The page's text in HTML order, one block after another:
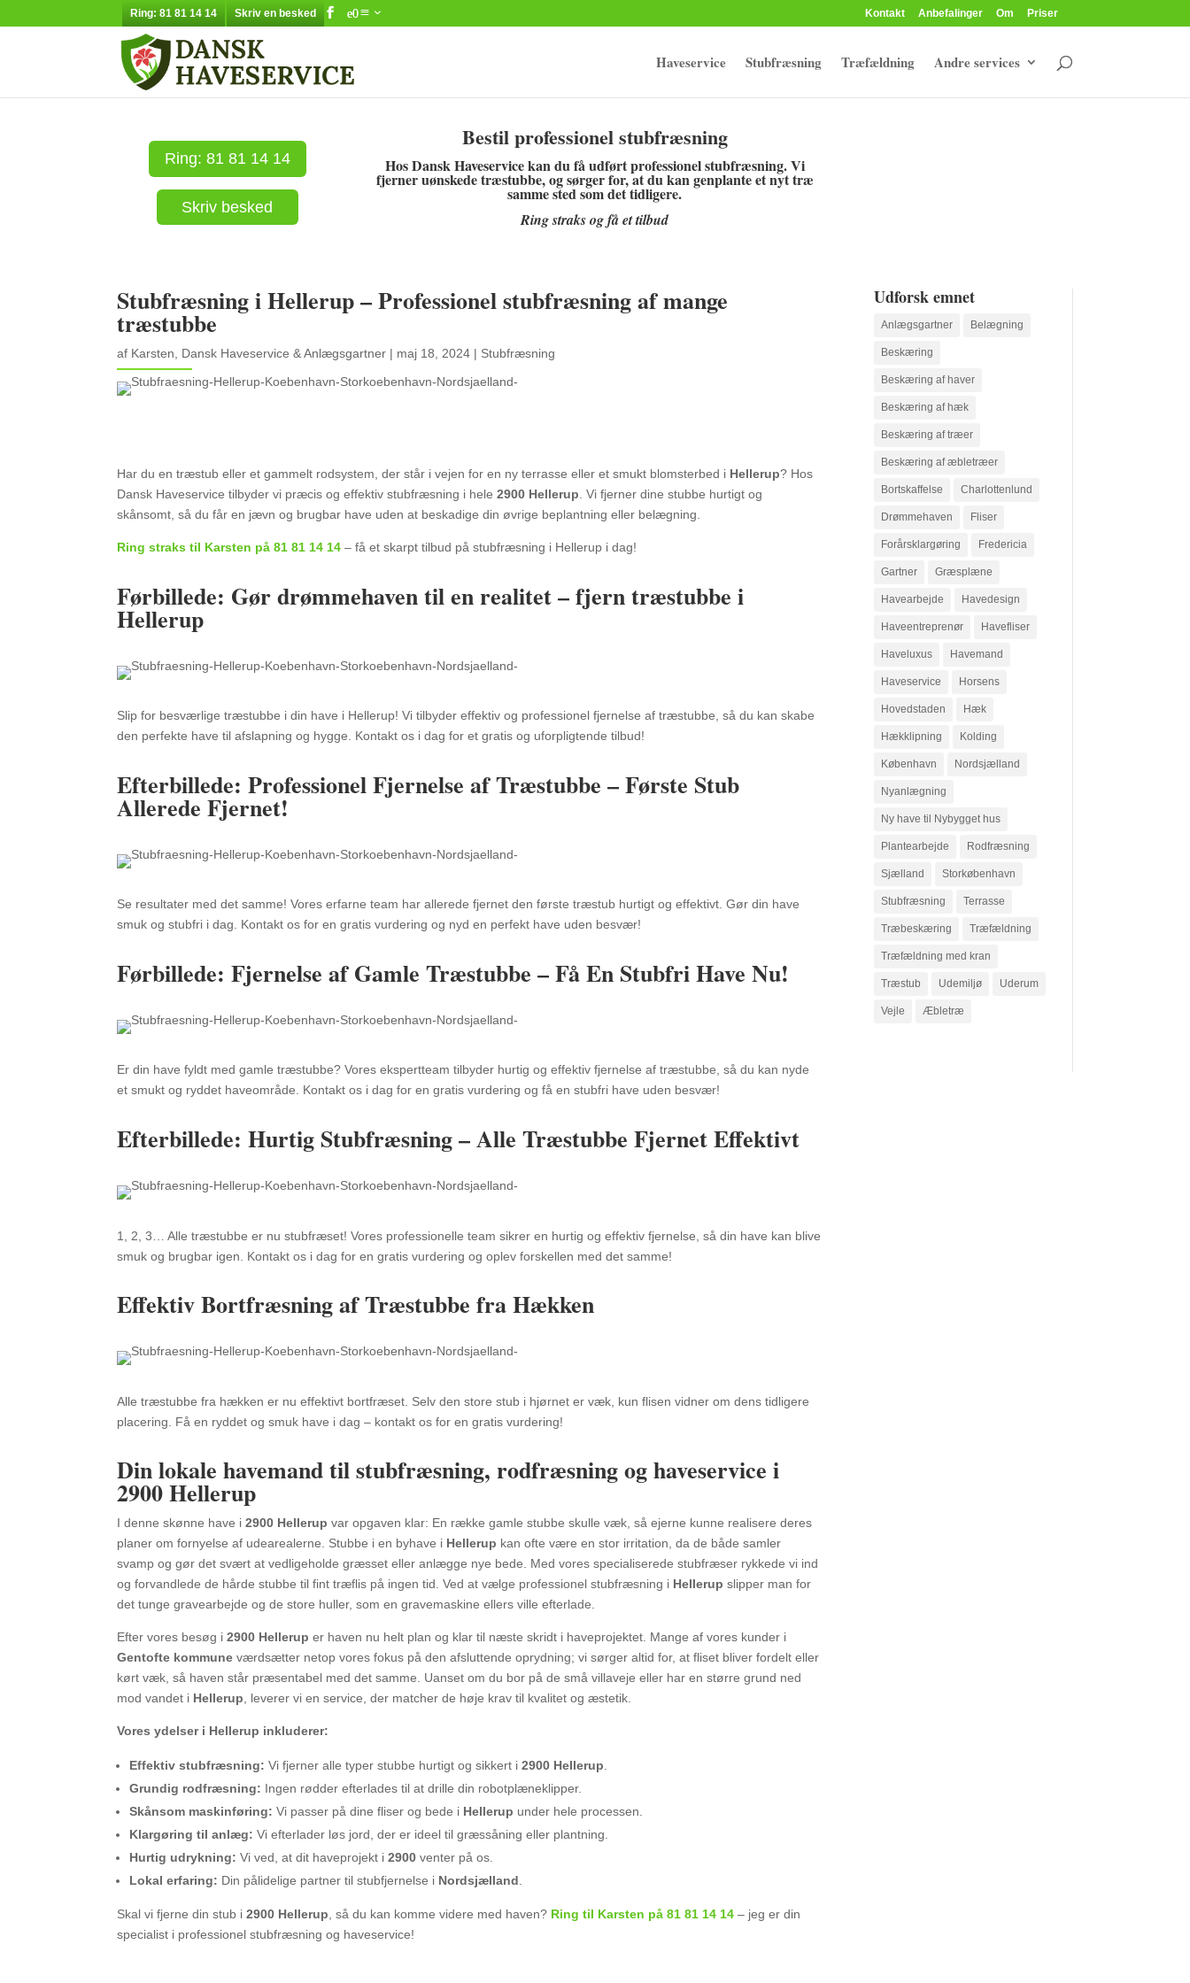
Kontakt Anbefalinger Om Priser
Ring: 81 81 14 14 Skriv en besked
Haveservice Stubfræsning Træfældning Andre services
Ring: 81 81 14 14
Skriv besked
Bestil professionel stubfræsning
Hos Dansk Haveservice kan du få udført professionel stubfræsning. Vi
fjerner uønskede træstubbe, og sørger for, at du kan genplante et nyt træ
samme sted som det tidligere.
Ring straks og få et tilbud
Stubfræsning i Hellerup – Professionel stubfræsning af mange
træstubbe
af Karsten, Dansk Haveservice & Anlægsgartner | maj 18, 2024 | Stubfræsning
Har du en træstub eller et gammelt rodsystem, der står i vejen for en ny terrasse eller et smukt blomsterbed i Hellerup? Hos
Dansk Haveservice tilbyder vi præcis og effektiv stubfræsning i hele 2900 Hellerup. Vi fjerner dine stubbe hurtigt og
skånsomt, så du får en jævn og brugbar have uden at beskadige din øvrige beplantning eller belægning.
Ring straks til Karsten på 81 81 14 14 – få et skarpt tilbud på stubfræsning i Hellerup i dag!
Førbillede: Gør drømmehaven til en realitet – fjern træstubbe i
Hellerup
Slip for besværlige træstubbe i din have i Hellerup! Vi tilbyder effektiv og professionel fjernelse af træstubbe, så du kan skabe
den perfekte have til afslapning og hygge. Kontakt os i dag for et gratis og uforpligtende tilbud!
Efterbillede: Professionel Fjernelse af Træstubbe – Første Stub
Allerede Fjernet!
Se resultater med det samme! Vores erfarne team har allerede fjernet den første træstub hurtigt og effektivt. Gør din have
smuk og stubfri i dag. Kontakt os for en gratis vurdering og nyd en perfekt have uden besvær!
Førbillede: Fjernelse af Gamle Træstubbe – Få En Stubfri Have Nu!
Er din have fyldt med gamle træstubbe? Vores ekspertteam tilbyder hurtig og effektiv fjernelse af træstubbe, så du kan nyde
et smukt og ryddet haveområde. Kontakt os i dag for en gratis vurdering og få en stubfri have uden besvær!
Efterbillede: Hurtig Stubfræsning – Alle Træstubbe Fjernet Effektivt
1, 2, 3… Alle træstubbe er nu stubfræset! Vores professionelle team sikrer en hurtig og effektiv fjernelse, så din have kan blive
smuk og brugbar igen. Kontakt os i dag for en gratis vurdering og oplev forskellen med det samme!
Effektiv Bortfræsning af Træstubbe fra Hækken
Alle træstubbe fra hækken er nu effektivt bortfræset. Selv den store stub i hjørnet er væk, kun flisen vidner om dens tidligere
placering. Få en ryddet og smuk have i dag – kontakt os for en gratis vurdering!
Din lokale havemand til stubfræsning, rodfræsning og haveservice i
2900 Hellerup
I denne skønne have i 2900 Hellerup var opgaven klar: En række gamle stubbe skulle væk, så ejerne kunne realisere deres
planer om fornyelse af udearealerne. Stubbe i en byhave i Hellerup kan ofte være en stor irritation, da de både samler
svamp og gør det svært at vedligeholde græsset eller anlægge nye bede. Med vores specialiserede stubfræser rykkede vi ind
og forvandlede de hårde stubbe til fint træflis på ingen tid. Ved at vælge professionel stubfræsning i Hellerup slipper man for
det tunge gravearbejde og de store huller, som en gravemaskine ellers ville efterlade.
Efter vores besøg i 2900 Hellerup er haven nu helt plan og klar til næste skridt i haveprojektet. Mange af vores kunder i
Gentofte kommune værdsætter netop vores fokus på den afsluttende oprydning; vi sørger altid for, at fliset bliver fordelt eller
kørt væk, så haven står præsentabel med det samme. Uanset om du bor på de små villaveje eller har en større grund ned
mod vandet i Hellerup, leverer vi en service, der matcher de høje krav til kvalitet og æstetik.
Vores ydelser i Hellerup inkluderer:
Effektiv stubfræsning: Vi fjerner alle typer stubbe hurtigt og sikkert i 2900 Hellerup.
Grundig rodfræsning: Ingen rødder efterlades til at drille din robotplæneklipper.
Skånsom maskinføring: Vi passer på dine fliser og bede i Hellerup under hele processen.
Klargøring til anlæg: Vi efterlader løs jord, der er ideel til græssåning eller plantning.
Hurtig udrykning: Vi ved, at dit haveprojekt i 2900 venter på os.
Lokal erfaring: Din pålidelige partner til stubfjernelse i Nordsjælland.
Skal vi fjerne din stub i 2900 Hellerup, så du kan komme videre med haven? Ring til Karsten på 81 81 14 14 – jeg er din
specialist i professionel stubfræsning og haveservice!
Udforsk emnet
Anlægsgartner Belægning
Beskæring
Beskæring af haver
Beskæring af hæk
Beskæring af træer
Beskæring af æbletræer
Bortskaffelse Charlottenlund
Drømmehaven Fliser
Forårsklargøring Fredericia
Gartner Græsplæne
Havearbejde Havedesign
Haveentreprenør Havefliser
Haveluxus Havemand
Haveservice Horsens
Hovedstaden Hæk
Hækklipning Kolding
København Nordsjælland
Nyanlægning
Ny have til Nybygget hus
Plantearbejde Rodfræsning
Sjælland Storkøbenhavn
Stubfræsning Terrasse
Træbeskæring Træfældning
Træfældning med kran
Træstub Udemiljø Uderum
Vejle Æbletræ